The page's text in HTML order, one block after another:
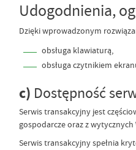
Udogodnienia,
Dzięki wprowadzonym
obsługa klawiaturą,
obsługa czytnikiem
c) Dostępność
Serwis transakcyjny jest
gospodarcze oraz z wytycznych
Serwis transakcyjny spełnia